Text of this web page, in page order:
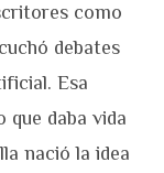
como
debates
Esa
daba vida
nació la idea